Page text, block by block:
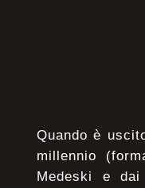
Quando è
millennio
Medeski e